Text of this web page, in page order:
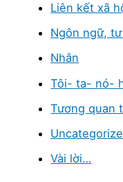
Liên kết xã
Ngôn ngữ,
Nhắn
Tôi- ta- nó-
Tương quan
Vài lời…